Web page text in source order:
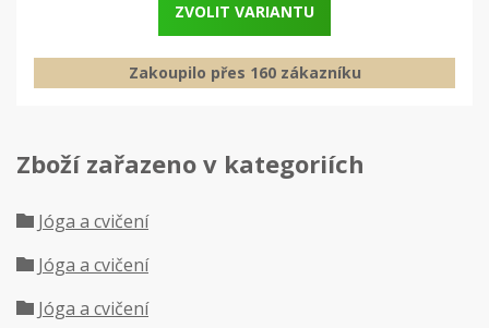
ZVOLIT VARIANTU
Zakoupilo přes 160 zákazníku
Zboží zařazeno v kategoriích
Jóga a cvičení
Jóga a cvičení
Jóga a cvičení